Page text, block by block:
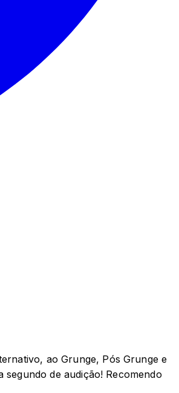
ao Grunge, Pós Grunge e
de audição! Recomendo